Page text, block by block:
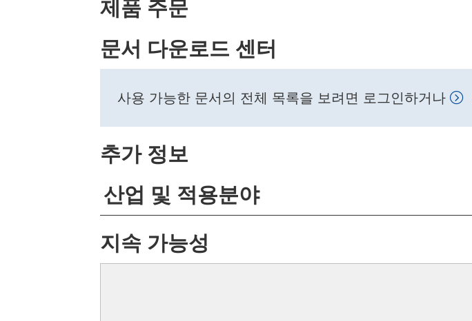
제품 주문
문서 다운로드 센터
사용 가능한 문서의 전체 목록을 보려면 로그인하거나
추가 정보
산업 및 적용분야
지속 가능성